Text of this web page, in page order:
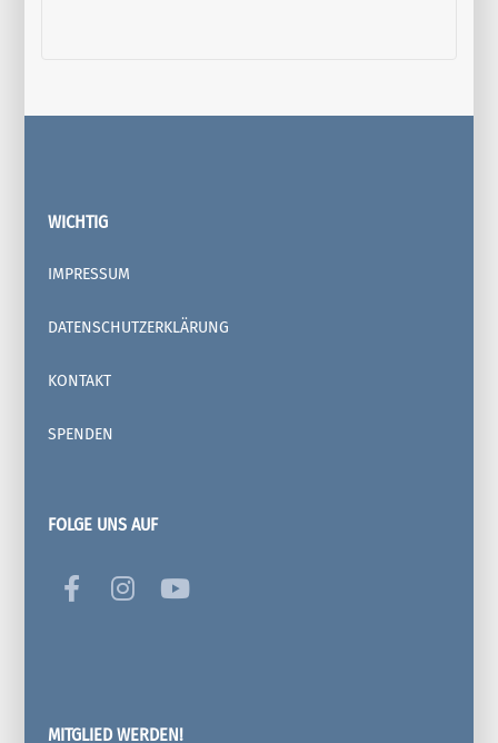
WICHTIG
IMPRESSUM
DATENSCHUTZERKLÄRUNG
KONTAKT
SPENDEN
FOLGE UNS AUF
MITGLIED WERDEN!